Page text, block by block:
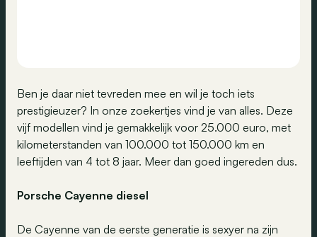
Ben je daar niet tevreden mee en wil je toch iets
prestigieuzer? In onze zoekertjes vind je van alles. Deze
vijf modellen vind je gemakkelijk voor 25.000 euro, met
kilometerstanden van 100.000 tot 150.000 km en
leeftijden van 4 tot 8 jaar. Meer dan goed ingereden dus.
Porsche Cayenne diesel
De Cayenne van de eerste generatie is sexyer na zijn